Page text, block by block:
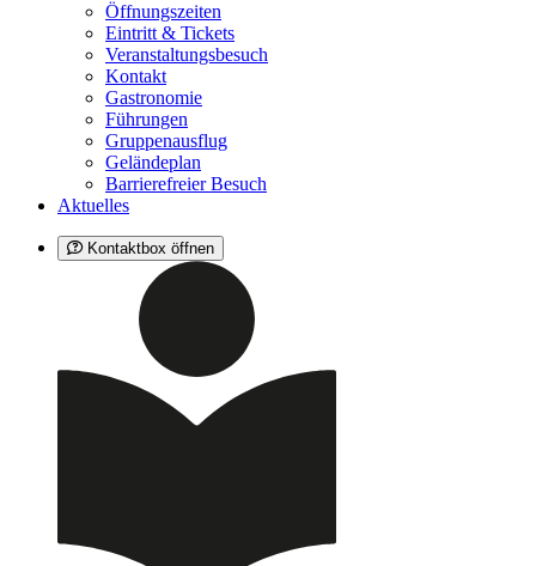
Öffnungszeiten
Eintritt & Tickets
Veranstaltungsbesuch
Kontakt
Gastronomie
Führungen
Gruppenausflug
Geländeplan
Barrierefreier Besuch
Aktuelles
Kontaktbox öffnen